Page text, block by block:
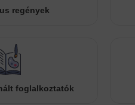
regények
foglalkoztatók